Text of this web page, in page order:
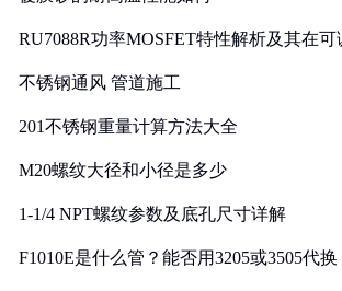
RU7088R功率MOSFET特性解析及其在
不锈钢通风 管道施工
201不锈钢重量计算方法大全
M20螺纹大径和小径是多少
1-1/4 NPT螺纹参数及底孔尺寸详解
F1010E是什么管？能否用3205或3505代换